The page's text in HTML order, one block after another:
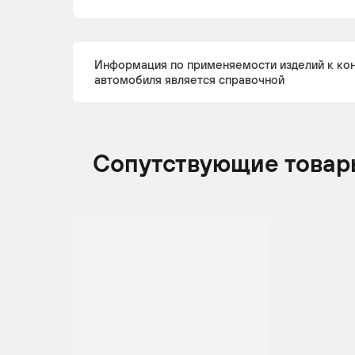
MERCEDES-
BENZ
S-Class
2005 -
2013
MERCEDES- S-Class
2005 -
Информация по применяемости изделий к
автомобиля является справочной
Сопутствующие